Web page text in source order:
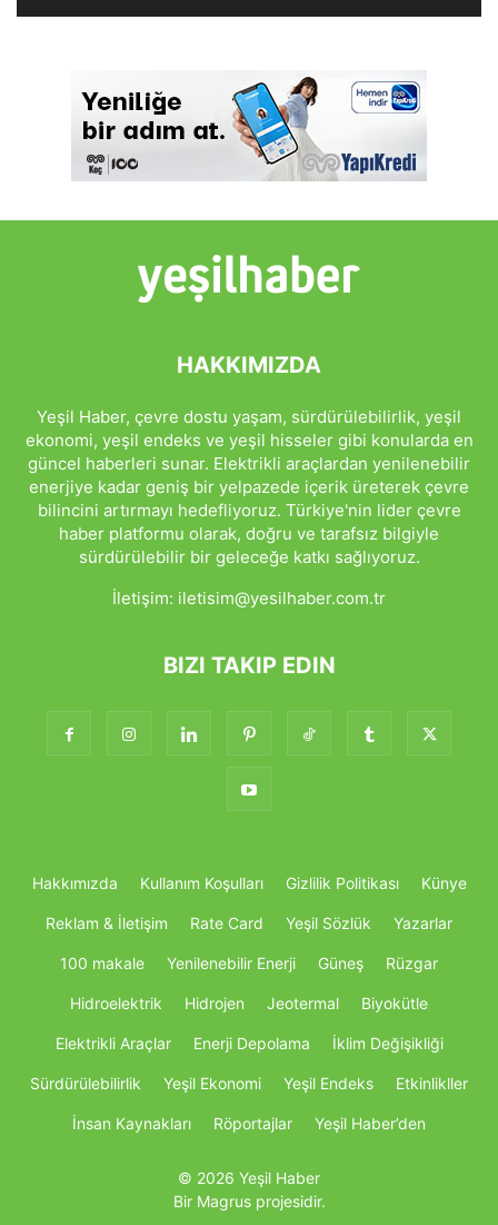
HAKKIMIZDA
Yeşil Haber, çevre dostu yaşam, sürdürülebilirlik, yeşil
ekonomi, yeşil endeks ve yeşil hisseler gibi konularda en
güncel haberleri sunar. Elektrikli araçlardan yenilenebilir
enerjiye kadar geniş bir yelpazede içerik üreterek çevre
bilincini artırmayı hedefliyoruz. Türkiye'nin lider çevre
haber platformu olarak, doğru ve tarafsız bilgiyle
sürdürülebilir bir geleceğe katkı sağlıyoruz.
İletişim: iletisim@yesilhaber.com.tr
BIZI TAKIP EDIN
Hakkımızda Kullanım Koşulları Gizlilik Politikası Künye
Reklam & İletişim Rate Card Yeşil Sözlük Yazarlar
100 makale Yenilenebilir Enerji Güneş Rüzgar
Hidroelektrik Hidrojen Jeotermal Biyokütle
Elektrikli Araçlar Enerji Depolama İklim Değişikliği
Sürdürülebilirlik Yeşil Ekonomi Yeşil Endeks Etkinlikller
İnsan Kaynakları Röportajlar Yeşil Haber’den
© 2026 Yeşil Haber
Bir Magrus projesidir.